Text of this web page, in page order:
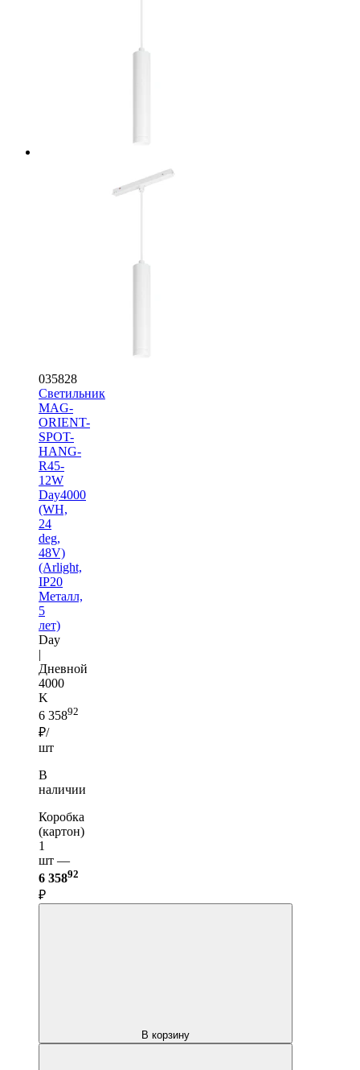
035828
Светильник
MAG-
ORIENT-
SPOT-
HANG-
R45-
12W
Day4000
(WH,
24
deg,
48V)
(Arlight,
IP20
Металл,
5
лет)
Day
|
Дневной
4000
K
6 35892
₽/
шт
В
наличии
Коробка
(картон)
1
шт —
6 35892
₽
В корзину